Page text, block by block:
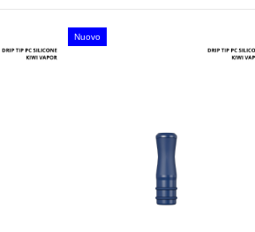
Nuovo